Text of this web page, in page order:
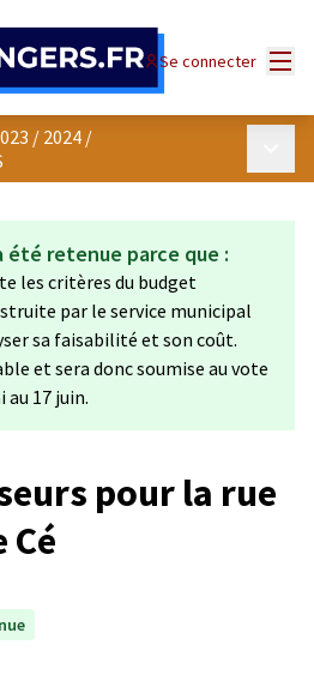
Se connecter
/ 2024 /
retenue parce que :
les critères du budget
par le service municipal
sa faisabilité et son coût.
et sera donc soumise au vote
au 17 juin.
pour la rue
Cé